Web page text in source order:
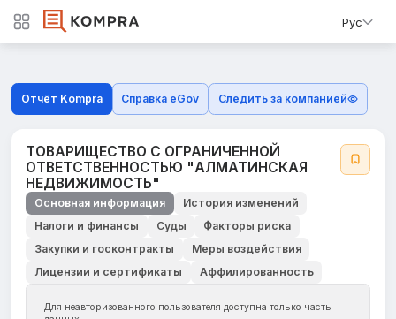
Рус
Отчёт Kompra Справка eGov Следить за компанией
ТОВАРИЩЕСТВО С ОГРАНИЧЕННОЙ
ОТВЕТСТВЕННОСТЬЮ "АЛМАТИНСКАЯ
НЕДВИЖИМОСТЬ"
Основная информация
История изменений
Налоги и финансы
Суды
Факторы риска
Закупки и госконтракты
Меры воздействия
Лицензии и сертификаты
Аффилированность
Для неавторизованного пользователя доступна только часть